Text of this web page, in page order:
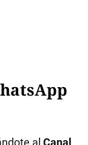
al Canal